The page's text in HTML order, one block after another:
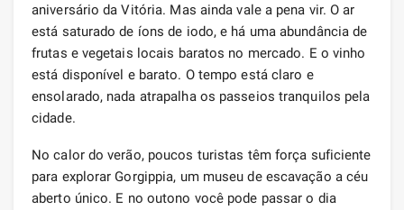
aniversário da Vitória. Mas ainda vale a pena vir. O ar
está saturado de íons de iodo, e há uma abundância de
frutas e vegetais locais baratos no mercado. E o vinho
está disponível e barato. O tempo está claro e
ensolarado, nada atrapalha os passeios tranquilos pela
cidade.
No calor do verão, poucos turistas têm força suficiente
para explorar Gorgippia, um museu de escavação a céu
aberto único. E no outono você pode passar o dia